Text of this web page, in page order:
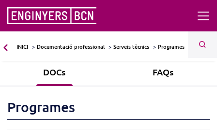
INICI Documentació professional Serveis tècnics Programes
DOCs FAQs
Programes